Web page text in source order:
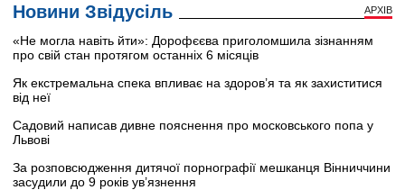
Новини Звідусіль АРХІВ
«Не могла навіть йти»: Дорофєєва приголомшила зізнанням
про свій стан протягом останніх 6 місяців
Як екстремальна спека впливає на здоров’я та як захиститися
від неї
Садовий написав дивне пояснення про московського попа у
Львові
За розповсюдження дитячої порнографії мешканця Вінниччини
засудили до 9 років ув’язнення